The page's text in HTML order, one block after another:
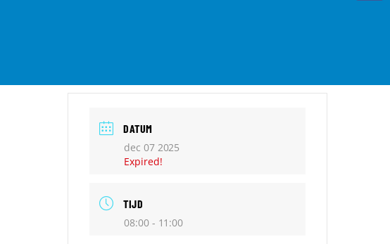
DATUM
dec 07 2025
Expired!
TIJD
08:00 - 11:00